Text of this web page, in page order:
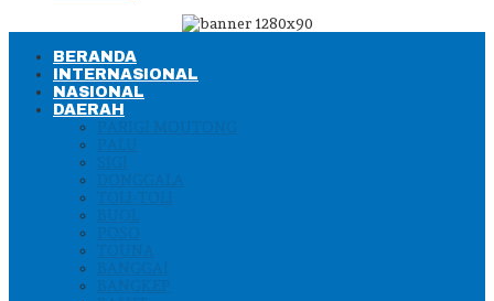
BERANDA
INTERNASIONAL
NASIONAL
DAERAH
PARIGI MOUTONG
PALU
SIGI
DONGGALA
TOLI-TOLI
BUOL
POSO
TOUNA
BANGGAI
BANGKEP